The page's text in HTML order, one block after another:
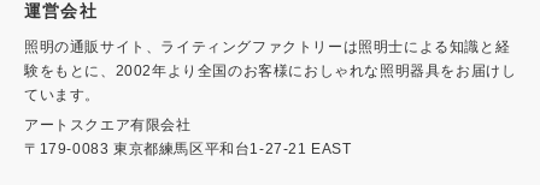
運営会社
照明の通販サイト、ライティングファクトリーは照明士による知識と経
験をもとに、2002年より全国のお客様におしゃれな照明器具をお届けし
ています。
アートスクエア有限会社
〒179-0083 東京都練馬区平和台1-27-21 EAST